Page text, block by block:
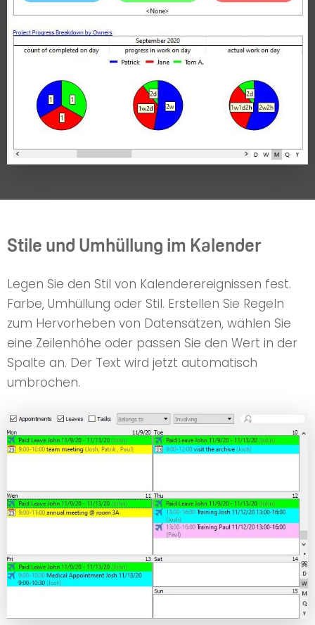
Stile und Umhüllung im Kalender
Legen Sie den Stil von Kalenderereignissen fest.
Farbe, Umhüllung oder Stil. Erstellen Sie Regeln
zum Hervorheben von Datensätzen, wählen Sie
eine Zeilenhöhe oder passen Sie den Wert in der
Spalte an. Der Text wird jetzt automatisch
umbrochen.